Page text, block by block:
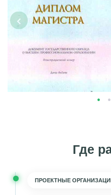
‹
Где
ПРОЕКТНЫЕ